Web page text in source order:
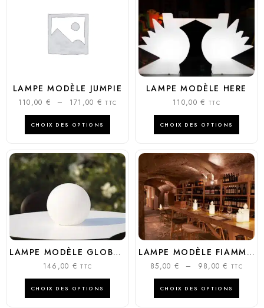
LAMPE MODÈLE JUMPIE
110,00 € – 171,00 € TTC
CHOIX DES OPTIONS
LAMPE MODÈLE HERE
110,00€ TTC
CHOIX DES OPTIONS
LAMPE MODÈLE GLOBO LED 25
146,00 € TTC
CHOIX DES OPTIONS
LAMPE MODÈLE FIAMMA ET FIAMMETTA
85,00 € – 98,00€ TTC
CHOIX DES OPTIONS